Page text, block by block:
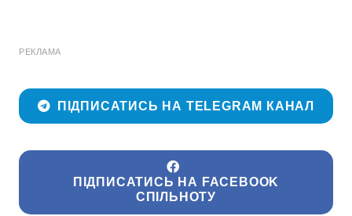
РЕКЛАМА
ПІДПИСАТИСЬ НА TELEGRAM КАНАЛ
ПІДПИСАТИСЬ НА FACEBOOK
СПІЛЬНОТУ